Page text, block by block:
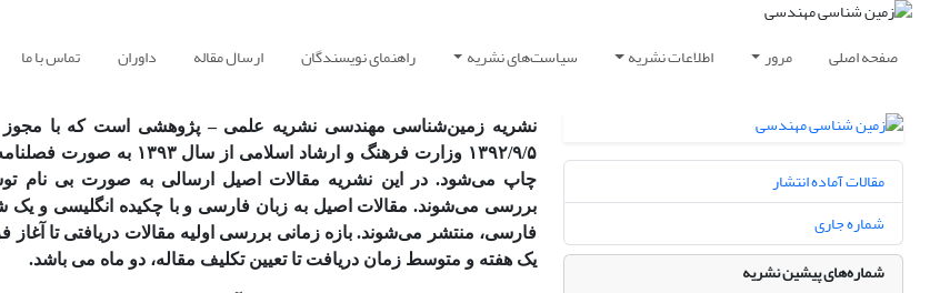
صفحه اصلی مرور اطلاعات نشریه سیاست‌های نشریه راهنمای نویسندگان ارسال مقاله داوران تماس با ما
مقالات آماده انتشار
شماره جاری
شماره‌های پیشین نشریه
۱۳۹۲/۹/۵ وزارت فرهنگ و ارشاد
چاپ می‌شود. در این نشریه مقالات اصیل ارسالی به صورت بی نام
بررسی می‌شوند. مقالات اصیل به زبان فارسی و با چکیده انگلیسی و یک
فارسی، منتشر می‌شوند. بازه زمانی بررسی اولیه مقالات دریافتی تا آغاز
یک هفته و متوسط زمان دریافت تا تعیین تکلیف مقاله، دو ماه می باشد.